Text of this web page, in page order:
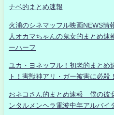
ナベ的まとめ速報
火浦のシネマッフル映画NEWS情
人オカマちゃんの鬼女的まとめ
ーハーフ
ユカ・ヨネッフル！初老的まとめ
ト！害獣神アリ・ガー被害に必殺
おネコさん的まとめ速報 僕の彼
ンタルメンヘラ電波中年アルバイ